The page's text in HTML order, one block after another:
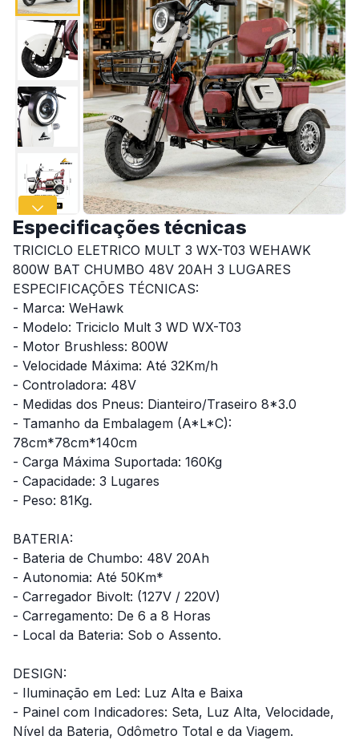
Especificações técnicas
TRICICLO ELETRICO MULT 3 WX-T03 WEHAWK
800W BAT CHUMBO 48V 20AH 3 LUGARES
ESPECIFICAÇÕES TÉCNICAS:
- Marca: WeHawk
- Modelo: Triciclo Mult 3 WD WX-T03
- Motor Brushless: 800W
- Velocidade Máxima: Até 32Km/h
- Controladora: 48V
- Medidas dos Pneus: Dianteiro/Traseiro 8*3.0
- Tamanho da Embalagem (A*L*C):
78cm*78cm*140cm
- Carga Máxima Suportada: 160Kg
- Capacidade: 3 Lugares
- Peso: 81Kg.
BATERIA:
- Bateria de Chumbo: 48V 20Ah
- Autonomia: Até 50Km*
- Carregador Bivolt: (127V / 220V)
- Carregamento: De 6 a 8 Horas
- Local da Bateria: Sob o Assento.
DESIGN:
- Iluminação em Led: Luz Alta e Baixa
- Painel com Indicadores: Seta, Luz Alta, Velocidade,
Nível da Bateria, Odômetro Total e da Viagem.